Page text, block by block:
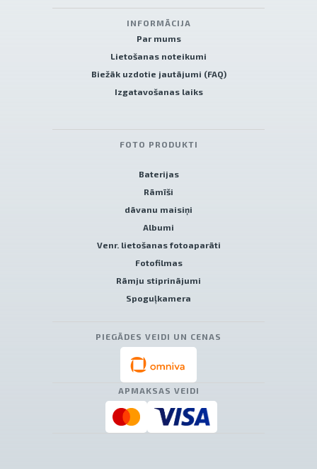
INFORMĀCIJA
Par mums
Lietošanas noteikumi
Biežāk uzdotie jautājumi (FAQ)
Izgatavošanas laiks
FOTO PRODUKTI
Baterijas
Rāmīši
dāvanu maisiņi
Albumi
Venr. lietošanas fotoaparāti
Fotofilmas
Rāmju stiprinājumi
Spoguļkamera
PIEGĀDES VEIDI UN CENAS
APMAKSAS VEIDI